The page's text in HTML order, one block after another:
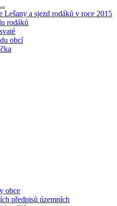
Lešany a sjezd rodáků v roce 2015
rodáků
obcí
obce
předpisů územních